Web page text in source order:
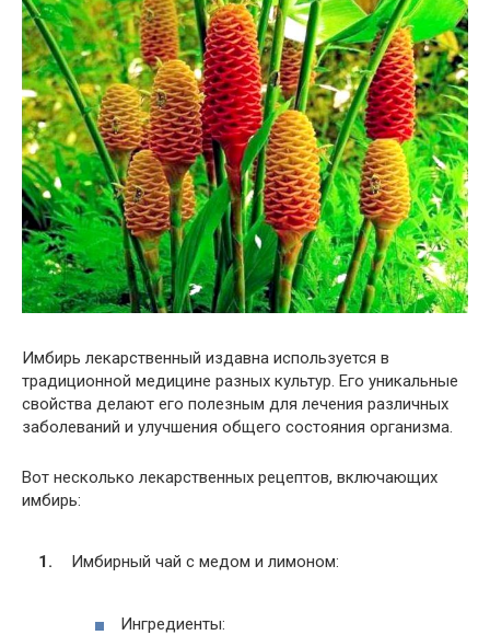
Имбирь лекарственный издавна используется в
традиционной медицине разных культур. Его уникальные
свойства делают его полезным для лечения различных
заболеваний и улучшения общего состояния организма.
Вот несколько лекарственных рецептов, включающих
имбирь:
Имбирный чай с медом и лимоном:
Ингредиенты: